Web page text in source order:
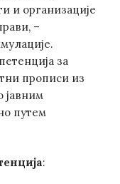
и организације
–
за
прописи из
јавним
путем
: